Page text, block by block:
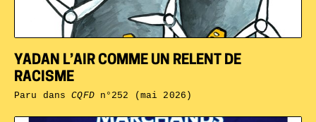
YADAN L’AIR COMME UN RELENT DE
RACISME
Paru dansCQFDn°252 (mai 2026)